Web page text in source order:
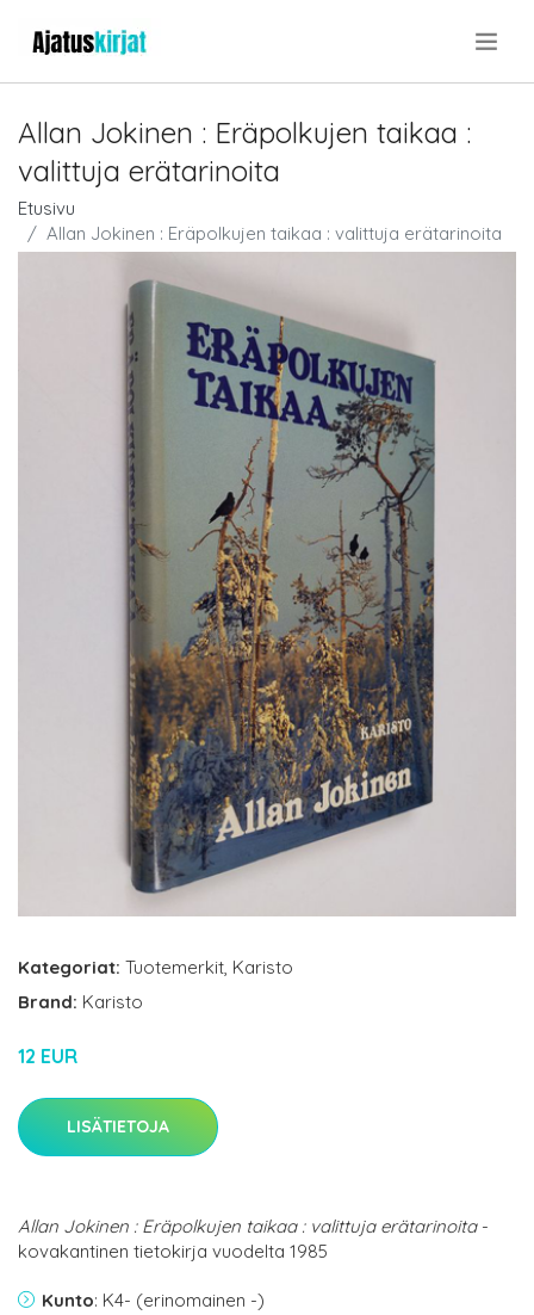
Allan Jokinen : Eräpolkujen taikaa :
valittuja erätarinoita
Etusivu
Allan Jokinen : Eräpolkujen taikaa : valittuja erätarinoita
Kategoriat: Tuotemerkit, Karisto
Brand: Karisto
12 EUR
LISÄTIETOJA
Allan Jokinen : Eräpolkujen taikaa : valittuja erätarinoita-
kovakantinen tietokirja vuodelta 1985
Kunto: K4- (erinomainen -)